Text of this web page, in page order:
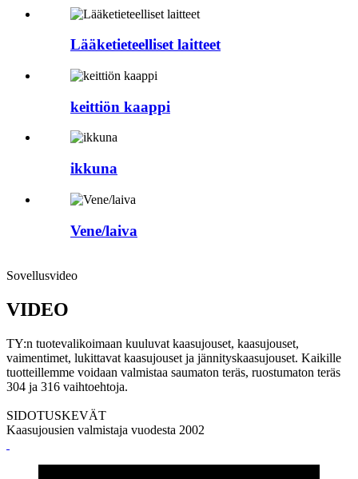
Lääketieteelliset laitteet
keittiön kaappi
ikkuna
Vene/laiva
Sovellusvideo
VIDEO
TY:n tuotevalikoimaan kuuluvat kaasujouset, kaasujouset,
vaimentimet, lukittavat kaasujouset ja jännityskaasujouset. Kaikille
tuotteillemme voidaan valmistaa saumaton teräs, ruostumaton teräs
304 ja 316 vaihtoehtoja.
SIDOTUSKEVÄT
Kaasujousien valmistaja vuodesta 2002